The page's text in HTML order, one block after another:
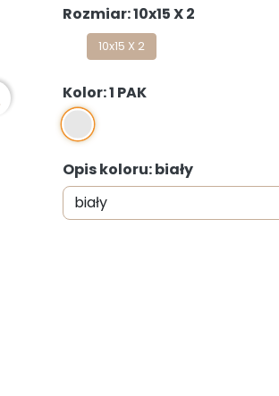
Rozmiar: 10x15 X 2
10x15 X 2
Kolor: 1 PAK
1 PAK
Opis koloru: biały